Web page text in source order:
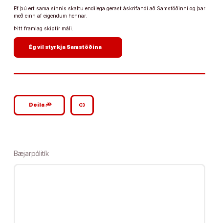
Ef þú ert sama sinnis skaltu endilega gerast áskrifandi að Samstöðinni og þar
með einn af eigendum hennar.
Þitt framlag skiptir máli.
Ég vil styrkja Samstöðina
Deilagoogle_plus_reshare link
Bæjarpólitík